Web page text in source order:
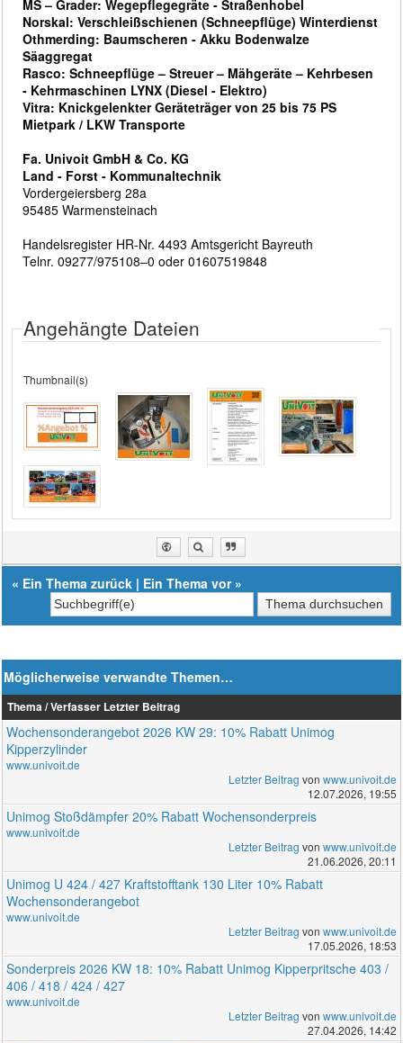
MS – Grader: Wegepflegegräte - Straßenhobel
Norskal: Verschleißschienen (Schneepflüge) Winterdienst
Othmerding: Baumscheren - Akku Bodenwalze
Säaggregat
Rasco: Schneepflüge – Streuer – Mähgeräte – Kehrbesen
- Kehrmaschinen LYNX (Diesel - Elektro)
Vitra: Knickgelenkter Geräteträger von 25 bis 75 PS
Mietpark / LKW Transporte
Fa. Univoit GmbH & Co. KG
Land - Forst - Kommunaltechnik
Vordergeiersberg 28a
95485 Warmensteinach
Handelsregister HR-Nr. 4493 Amtsgericht Bayreuth
Telnr. 09277/975108–0 oder 01607519848
Angehängte Dateien
Thumbnail(s)
« Ein Thema zurück | Ein Thema vor»
Möglicherweise verwandte Themen…
Thema / Verfasser Letzter Beitrag
Wochensonderangebot 2026 KW 29: 10% Rabatt Unimog
Kipperzylinder
www.univoit.de
Letzter Beitrag von www.univoit.de
12.07.2026, 19:55
Unimog Stoßdämpfer 20% Rabatt Wochensonderpreis
www.univoit.de
Letzter Beitrag von www.univoit.de
21.06.2026, 20:11
Unimog U 424 / 427 Kraftstofftank 130 Liter 10% Rabatt
Wochensonderangebot
www.univoit.de
Letzter Beitrag von www.univoit.de
17.05.2026, 18:53
Sonderpreis 2026 KW 18: 10% Rabatt Unimog Kipperpritsche 403 /
406 / 418 / 424 / 427
www.univoit.de
Letzter Beitrag von www.univoit.de
27.04.2026, 14:42